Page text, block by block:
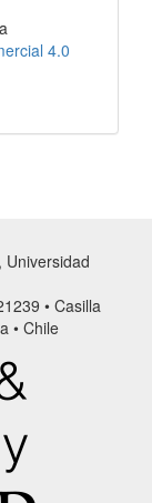
4.0
• Casilla
• Chile